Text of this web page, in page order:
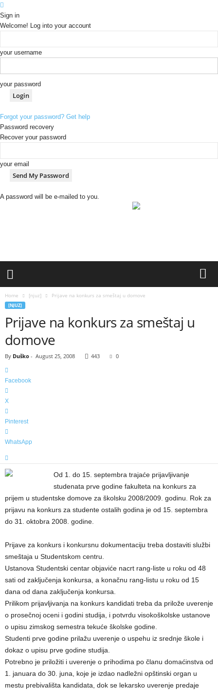
Sign in
Welcome! Log into your account
your username
your password
Forgot your password? Get help
Password recovery
Recover your password
your email
A password will be e-mailed to you.
h
Home [njuz] Prijave na konkurs za smeštaj u domove
[NJUZ]
Prijave na konkurs za smeštaj u
domove
By Duško - August 25, 2008 443 0
Facebook
X
Pinterest
WhatsApp
Od 1. do 15. septembra trajaće prijavljivanje
studenata prve godine fakulteta na konkurs za
prijem u studentske domove za školsku 2008/2009. godinu. Rok za
prijavu na konkurs za studente ostalih godina je od 15. septembra
do 31. oktobra 2008. godine.
Prijave za konkurs i konkursnu dokumentaciju treba dostaviti službi
smeštaja u Studentskom centru.
Ustanova Studentski centar objaviće nacrt rang-liste u roku od 48
sati od zaključenja konkursa, a konačnu rang-listu u roku od 15
dana od dana zaključenja konkursa.
Prilikom prijavljivanja na konkurs kandidati treba da prilože uverenje
o prosečnoj oceni i godini studija, i potvrdu visokoškolske ustanove
o upisu zimskog semestra tekuće školske godine.
Studenti prve godine prilažu uverenje o uspehu iz srednje škole i
dokaz o upisu prve godine studija.
Potrebno je priložiti i uverenje o prihodima po članu domaćinstva od
1. januara do 30. juna, koje je izdao nadležni opštinski organ u
mestu prebivališta kandidata, dok se lekarsko uverenje predaje